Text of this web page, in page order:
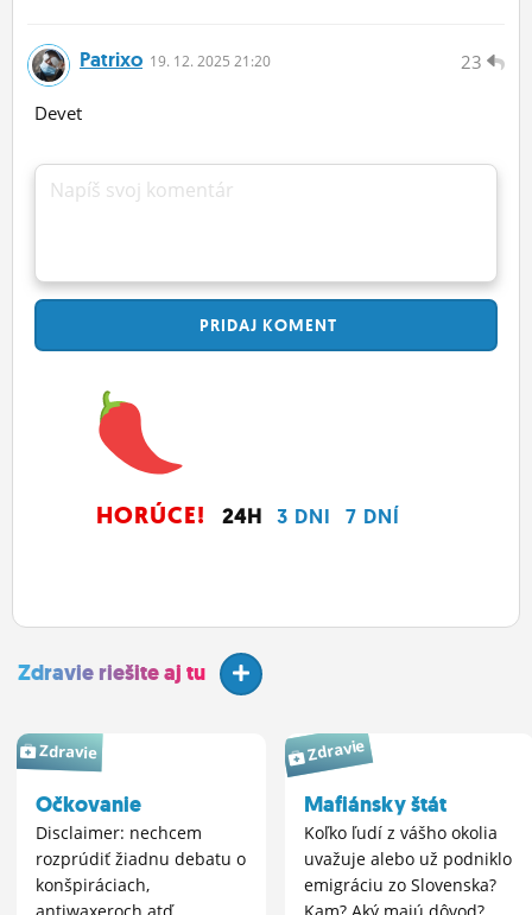
23
Patrixo 19. 12. 2025 21:20
Devet
Napíš svoj komentár
PRIDAJ KOMENT
HORÚCE! 24H 3 DNI 7 DNÍ
Zdravie riešite aj tu
Zdravie
Očkovanie
Disclaimer: nechcem
rozprúdiť žiadnu debatu o
konšpiráciach,
Zdravie
Mafiánsky štát
Koľko ľudí z vášho okolia
uvažuje alebo už podniklo
emigráciu zo Slovenska?